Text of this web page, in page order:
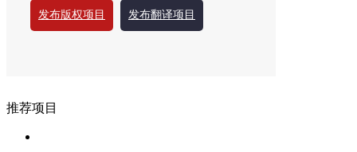
发布版权项目 发布翻译项目
推荐项目